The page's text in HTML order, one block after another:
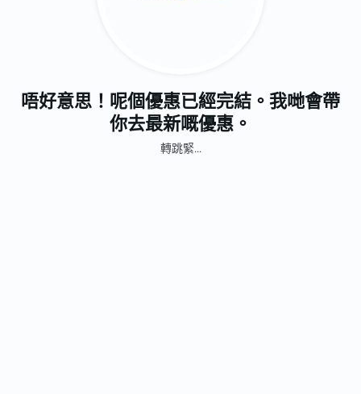
唔好意思！呢個優惠已經完結。我哋會帶
你去最新嘅優惠。
轉跳緊...